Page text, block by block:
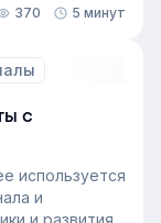
и какую
370 5 минут
с
используется
и
и развития